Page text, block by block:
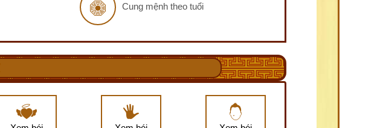
Cung mệnh theo tuổi